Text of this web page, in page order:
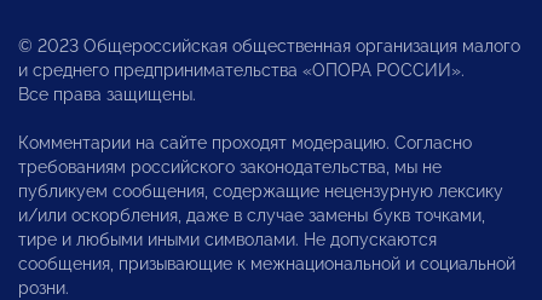
© 2023 Общероссийская общественная организация малого
и среднего предпринимательства «ОПОРА РОССИИ».
Все права защищены.
Комментарии на сайте проходят модерацию. Согласно
требованиям российского законодательства, мы не
публикуем сообщения, содержащие нецензурную лексику
и/или оскорбления, даже в случае замены букв точками,
тире и любыми иными символами. Не допускаются
сообщения, призывающие к межнациональной и социальной
розни.